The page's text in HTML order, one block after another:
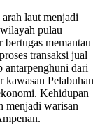
laut menjadi
pulau
memantau
transaksi jual
antarpenghuni dari
kawasan Pelabuhan
Kehidupan
menjadi warisan